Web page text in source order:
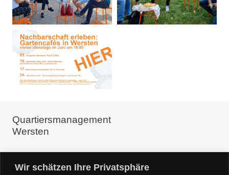
Wir schätzen Ihre Privatsphäre
Quartiersmanagement
Wersten
Glockenstr. 8 40476 Düsseldorf